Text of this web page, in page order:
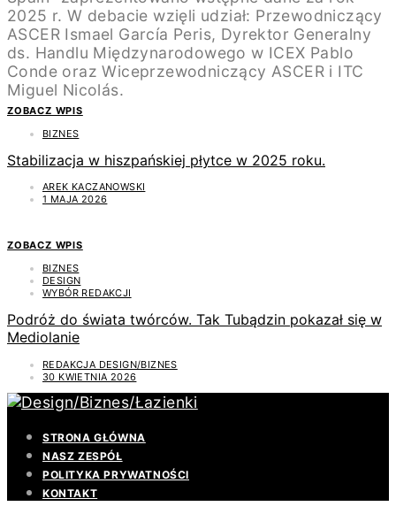
ZOBACZ WPIS
BIZNES
Stabilizacja w hiszpańskiej płytce w 2025 roku.
AREK KACZANOWSKI
1 MAJA 2026
ZOBACZ WPIS
BIZNES
DESIGN
WYBÓR REDAKCJI
Podróż do świata twórców. Tak Tubądzin pokazał się w
Mediolanie
REDAKCJA DESIGN/BIZNES
30 KWIETNIA 2026
STRONA GŁÓWNA
NASZ ZESPÓŁ
POLITYKA PRYWATNOŚCI
KONTAKT